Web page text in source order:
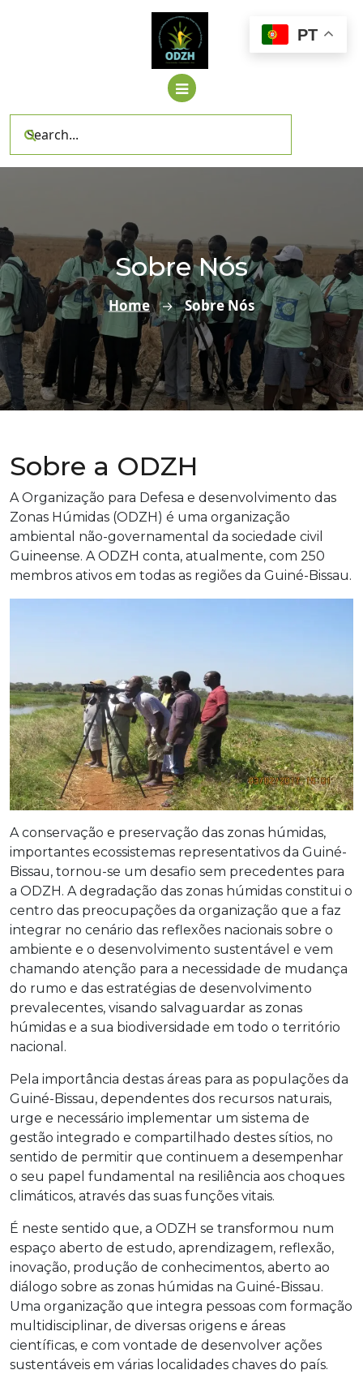
Sobre Nós
Home → Sobre Nós
Sobre a ODZH
A Organização para Defesa e desenvolvimento das
Zonas Húmidas (ODZH) é uma organização
ambiental não-governamental da sociedade civil
Guineense. A ODZH conta, atualmente, com 250
membros ativos em todas as regiões da Guiné-Bissau.
A conservação e preservação das zonas húmidas,
importantes ecossistemas representativos da Guiné-
Bissau, tornou-se um desafio sem precedentes para
a ODZH. A degradação das zonas húmidas constitui o
centro das preocupações da organização que a faz
integrar no cenário das reflexões nacionais sobre o
ambiente e o desenvolvimento sustentável e vem
chamando atenção para a necessidade de mudança
do rumo e das estratégias de desenvolvimento
prevalecentes, visando salvaguardar as zonas
húmidas e a sua biodiversidade em todo o território
nacional.
Pela importância destas áreas para as populações da
Guiné-Bissau, dependentes dos recursos naturais,
urge e necessário implementar um sistema de
gestão integrado e compartilhado destes sítios, no
sentido de permitir que continuem a desempenhar
o seu papel fundamental na resiliência aos choques
climáticos, através das suas funções vitais.
É neste sentido que, a ODZH se transformou num
espaço aberto de estudo, aprendizagem, reflexão,
inovação, produção de conhecimentos, aberto ao
diálogo sobre as zonas húmidas na Guiné-Bissau.
Uma organização que integra pessoas com formação
multidisciplinar, de diversas origens e áreas
científicas, e com vontade de desenvolver ações
sustentáveis em várias localidades chaves do país.
PT